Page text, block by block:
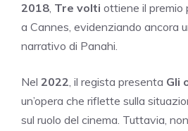
2018, Tre volti ottiene il premio
a Cannes, evidenziando ancora
narrativo di Panahi.
Nel 2022, il regista presenta Gli
un’opera che riflette sulla
sul ruolo del cinema. Tuttavia,